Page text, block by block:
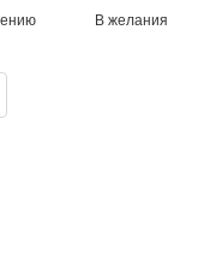
В желания